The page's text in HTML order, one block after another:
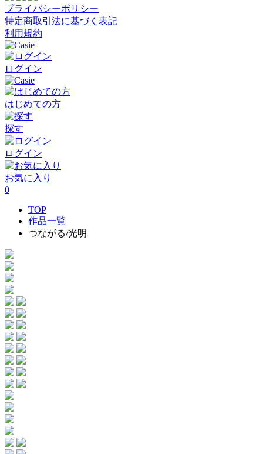
プライバシーポリシー
特定商取引法に基づく表記
利用規約
ログイン
はじめての方
探す
ログイン
お気に入り
0
TOP
作品一覧
つながる/光明